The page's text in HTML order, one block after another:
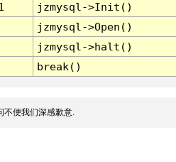
jzmysql->Init()
jzmysql->Open()
jzmysql->halt()
break()
不便我们深感歉意.